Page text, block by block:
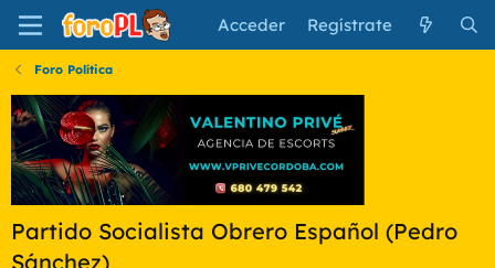
Acceder Regístrate
Foro Política
Partido Socialista Obrero Español (Pedro
Sánchez)